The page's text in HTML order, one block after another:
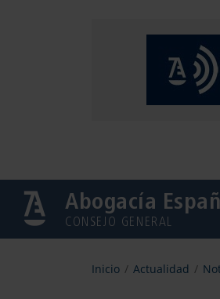
Abogacía
CONSEJO GENERAL
Inicio Actualidad